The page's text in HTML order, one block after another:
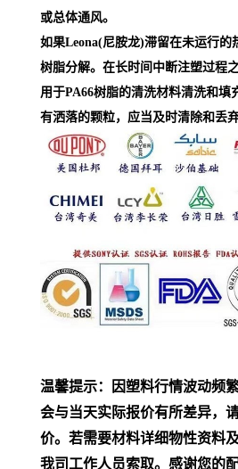
或总体通风。
如果Leona(尼胺龙)滞留在未运行的
树脂分解。在长时间中断注塑过程
用于PA66树脂的清洗材料清洗和填
有洒落的颗粒，应当及时清除和丢
温馨提示：因塑料行情波动频
会与当天实际报价有所差异，
价。若需要材料详细物性资料
我司工作人员索取。感谢您的